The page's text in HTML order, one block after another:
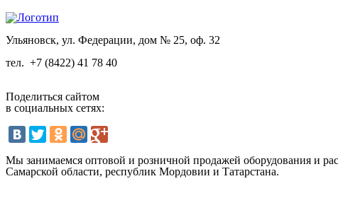
Ульяновск, ул. Федерации, дом № 25, оф. 32
тел. +7 (8422) 41 78 40
Поделиться сайтом
в социальных сетях:
Мы занимаемся оптовой и розничной продажей оборудования и
Самарской области, республик Мордовии и Татарстана.